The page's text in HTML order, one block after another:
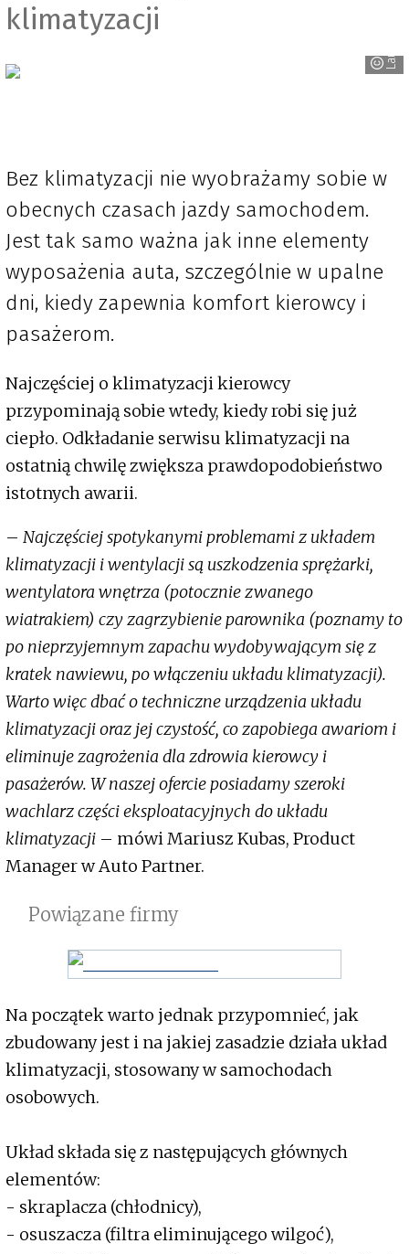
klimatyzacji
Lauber
Bez klimatyzacji nie wyobrażamy sobie w
obecnych czasach jazdy samochodem.
Jest tak samo ważna jak inne elementy
wyposażenia auta, szczególnie w upalne
dni, kiedy zapewnia komfort kierowcy i
pasażerom.
Najczęściej o klimatyzacji kierowcy
przypominają sobie wtedy, kiedy robi się już
ciepło. Odkładanie serwisu klimatyzacji na
ostatnią chwilę zwiększa prawdopodobieństwo
istotnych awarii.
– Najczęściej spotykanymi problemami z układem
klimatyzacji i wentylacji są uszkodzenia sprężarki,
wentylatora wnętrza (potocznie zwanego
wiatrakiem) czy zagrzybienie parownika (poznamy to
po nieprzyjemnym zapachu wydobywającym się z
kratek nawiewu, po włączeniu układu klimatyzacji).
Warto więc dbać o techniczne urządzenia układu
klimatyzacji oraz jej czystość, co zapobiega awariom i
eliminuje zagrożenia dla zdrowia kierowcy i
pasażerów. W naszej ofercie posiadamy szeroki
wachlarz części eksploatacyjnych do układu
klimatyzacji – mówi Mariusz Kubas, Product
Manager w Auto Partner.
Powiązane firmy
Na początek warto jednak przypomnieć, jak
zbudowany jest i na jakiej zasadzie działa układ
klimatyzacji, stosowany w samochodach
osobowych.
Układ składa się z następujących głównych
elementów:
- skraplacza (chłodnicy),
- osuszacza (filtra eliminującego wilgoć),